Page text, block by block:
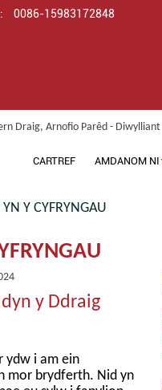
0086-15983172848
CARTREF AMDANOM NI
Y CYFRYNGAU
y Ddraig
ydw i am ein
mor brydferth. Nid yn